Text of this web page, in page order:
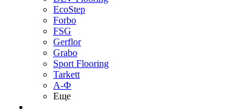
EcoStep
Forbo
FSG
Gerflor
Grabo
Sport Flooring
Tarkett
А-Ф
Еще